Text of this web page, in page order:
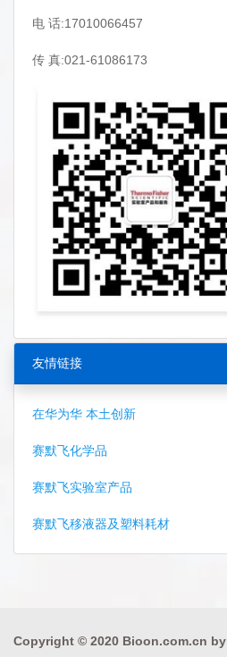
电 话:17010066457
传 真:021-61086173
友情链接
在华为华 本土创新
赛默飞化学品
赛默飞实验室产品
赛默飞移液器及塑料耗材
Copyright © 2020 Bioon.com.cn by